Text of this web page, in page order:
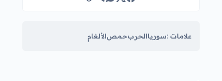
علامات :سورياالحربحمصالألغام